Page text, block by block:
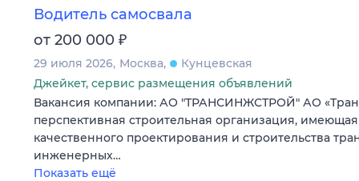
Водитель самосвала
от 200 000 ₽
29 июля 2026 Москва
Кунцевская
Джейкет, сервис размещения объявлений
Вакансия компании: АО "ТРАНСИНЖСТРОЙ" АО
перспективная строительная организация,
качественного проектирования и строительства
инженерных…
Показать ещё